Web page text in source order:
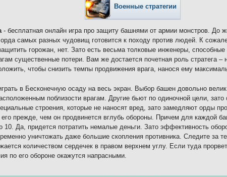
Военные стратегии
- бесплатная онлайн игра про защиту башнями от армии монстров. До
самых разных чудовищ готовится к походу против людей. К
горожан, нет. Зато есть весьма толковые инженеры,
существенные потери. Вам же достается почетная роль стратега
чтобы снизить темпы продвижения врага, нанося ему
в Бесконечную осаду на весь экран. Выбор башен довольно
поблизости врагам. Другие бьют по одиночной цели,
строения, которые не наносят вред, зато замедляют орды
прежде, чем он продвинется вглубь обороны. Причем для каждой
10. Да, придется потратить немалые деньги. Зато эффективность
уничтожать даже большие скопления противника. Следите за
количеством сердечек в правом верхнем углу. Если туда
по его обороне окажутся напрасными.